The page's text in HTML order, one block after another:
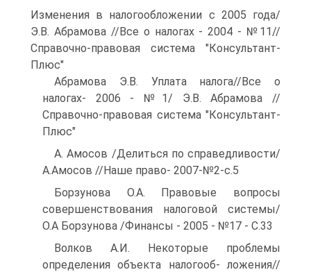
Изменения в налогообложении с 2005 года/
Э.В. Абрамова //Все о налогах - 2004 - №11//
Справочно-правовая система "Консультант-
Плюс"
Абрамова Э.В. Уплата налога//Все о
налогах- 2006 - №1/ Э.В. Абрамова //
Справочно-правовая система "Консультант-
Плюс"
А. Амосов /Делиться по справедливости/
А.Амосов //Наше право- 2007-№2-с.5
Борзунова О.А. Правовые вопросы
совершенствования налоговой системы/
О.А Борзунова /Финансы - 2005 - №17 - С.33
Волков А.И. Некоторые проблемы
определения объекта налогооб- ложения//